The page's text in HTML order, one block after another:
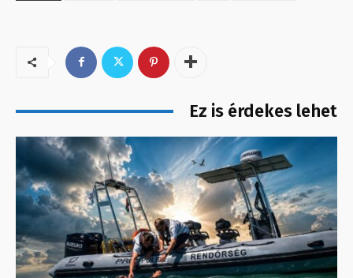
Ez is érdekes lehet